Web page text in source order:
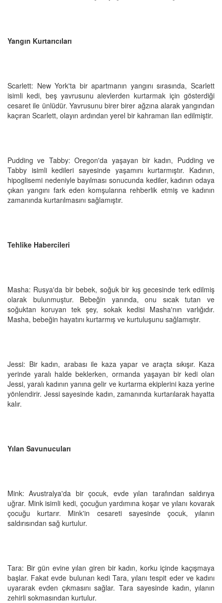
Yangın Kurtarıcıları
Scarlett: New York'ta bir apartmanın yangını sırasında, Scarlett
isimli kedi, beş yavrusunu alevlerden kurtarmak için gösterdiği
cesaret ile ünlüdür. Yavrusunu birer birer ağzına alarak yangından
kaçıran Scarlett, olayın ardından yerel bir kahraman ilan edilmiştir.
Pudding ve Tabby: Oregon'da yaşayan bir kadın, Pudding ve
Tabby isimli kedileri sayesinde yaşamını kurtarmıştır. Kadının,
hipoglisemi nedeniyle bayılması sonucunda kediler, kadının odaya
çıkan yangını fark eden komşularına rehberlik etmiş ve kadının
zamanında kurtarılmasını sağlamıştır.
Tehlike Habercileri
Masha: Rusya'da bir bebek, soğuk bir kış gecesinde terk edilmiş
olarak bulunmuştur. Bebeğin yanında, onu sıcak tutan ve
soğuktan koruyan tek şey, sokak kedisi Masha'nın varlığıdır.
Masha, bebeğin hayatını kurtarmış ve kurtuluşunu sağlamıştır.
Jessi: Bir kadın, arabası ile kaza yapar ve araçta sıkışır. Kaza
yerinde yaralı halde beklerken, ormanda yaşayan bir kedi olan
Jessi, yaralı kadının yanına gelir ve kurtarma ekiplerini kaza yerine
yönlendirir. Jessi sayesinde kadın, zamanında kurtarılarak hayatta
kalır.
Yılan Savunucuları
Mink: Avustralya'da bir çocuk, evde yılan tarafından saldırıya
uğrar. Mink isimli kedi, çocuğun yardımına koşar ve yılanı kovarak
çocuğu kurtarır. Mink'in cesareti sayesinde çocuk, yılanın
saldırısından sağ kurtulur.
Tara: Bir gün evine yılan giren bir kadın, korku içinde kaçışmaya
başlar. Fakat evde bulunan kedi Tara, yılanı tespit eder ve kadını
uyararak evden çıkmasını sağlar. Tara sayesinde kadın, yılanın
zehirli sokmasından kurtulur.